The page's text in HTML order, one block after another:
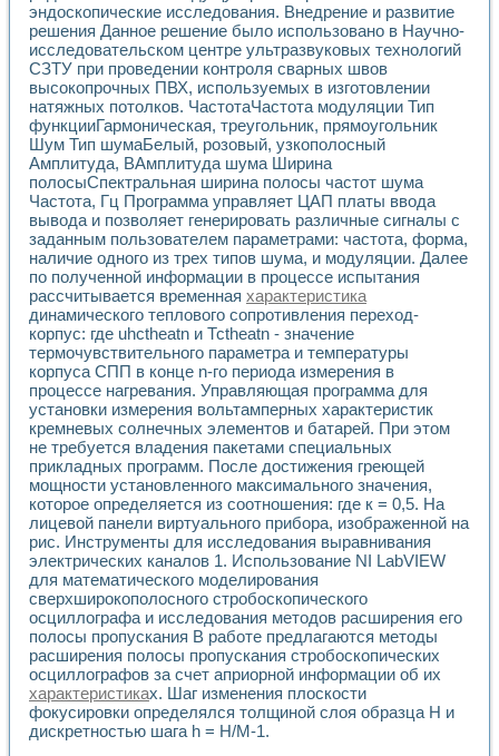
эндоскопические исследования. Внедрение и развитие
решения Данное решение было использовано в Научно-
исследовательском центре ультразвуковых технологий
СЗТУ при проведении контроля сварных швов
высокопрочных ПВХ, используемых в изготовлении
натяжных потолков. ЧастотаЧастота модуляции Тип
функцииГармоническая, треугольник, прямоугольник
Шум Тип шумаБелый, розовый, узкополосный
Амплитуда, ВАмплитуда шума Ширина
полосыСпектральная ширина полосы частот шума
Частота, Гц Программа управляет ЦАП платы ввода
вывода и позволяет генерировать различные сигналы с
заданным пользователем параметрами: частота, форма,
наличие одного из трех типов шума, и модуляции. Далее
по полученной информации в процессе испытания
рассчитывается временная характеристика
динамического теплового сопротивления переход-
корпус: где uhctheatn и Тсtheatn - значение
термочувствительного параметра и температуры
корпуса СПП в конце n-го периода измерения в
процессе нагревания. Управляющая программа для
установки измерения вольтамперных характеристик
кремневых солнечных элементов и батарей. При этом
не требуется владения пакетами специальных
прикладных программ. После достижения греющей
мощности установленного максимального значения,
которое определяется из соотношения: где к = 0,5. На
лицевой панели виртуального прибора, изображенной на
рис. Инструменты для исследования выравнивания
электрических каналов 1. Использование NI LabVIEW
для математического моделирования
сверхширокополосного стробоскопического
осциллографа и исследования методов расширения его
полосы пропускания В работе предлагаются методы
расширения полосы пропускания стробоскопических
осциллографов за счет априорной информации об их
характеристиках. Шаг изменения плоскости
фокусировки определялся толщиной слоя образца Н и
дискретностью шага h = H/M-1.